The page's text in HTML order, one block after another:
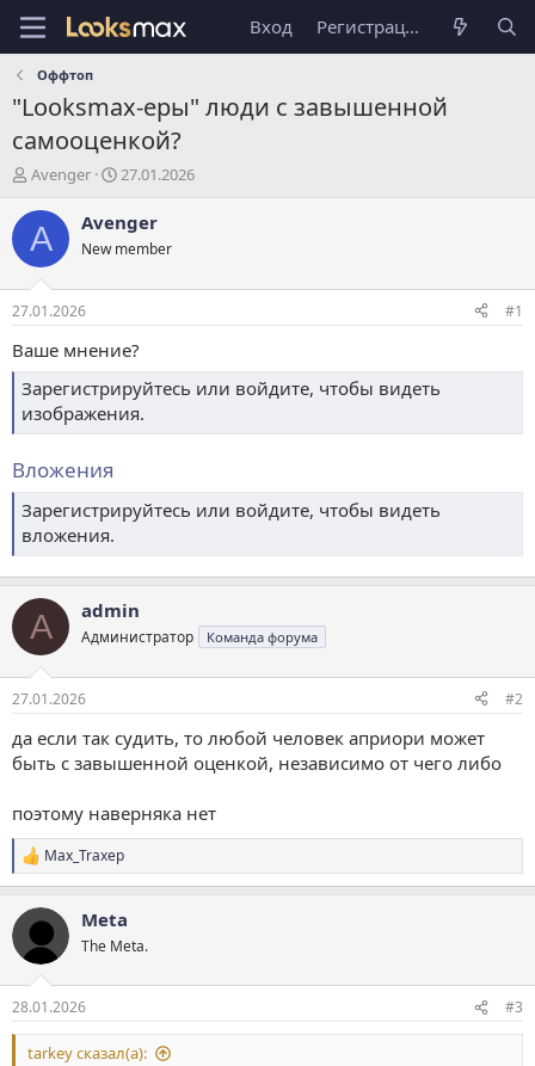
Вход Регистрация
Оффтоп
"Looksmax-еры" люди с завышенной
самооценкой?
А
т
о
т
е
м
ы
Avenger
Д
т
н
а
л
а
27.01.2026
A Avenger
New member
27.01.2026 #1
Ваше мнение?
Зарегистрируйтесь или войдите, чтобы видеть
изображения.
Вложения
Зарегистрируйтесь или войдите, чтобы видеть
вложения.
A admin
Администратор Команда форума
27.01.2026 #2
да если так судить, то любой человек априори может
быть с завышенной оценкой, независимо от чего либо
поэтому наверняка нет
Р
е
к
ц
и
Max_Traxep
Meta
The Meta.
28.01.2026 #3
tarkey сказал(а):